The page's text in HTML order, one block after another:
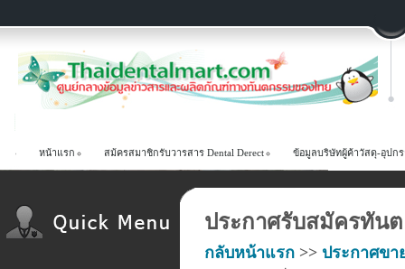
หน้าแรก สม้ครสมาชิกรับวารสาร Dental Derect ข้อมูลบริษัทผู้ค้าวัสดุ-อุปก
ประกาศรับสมัครทัน
กลับหน้าแรก >> ประกาศขา